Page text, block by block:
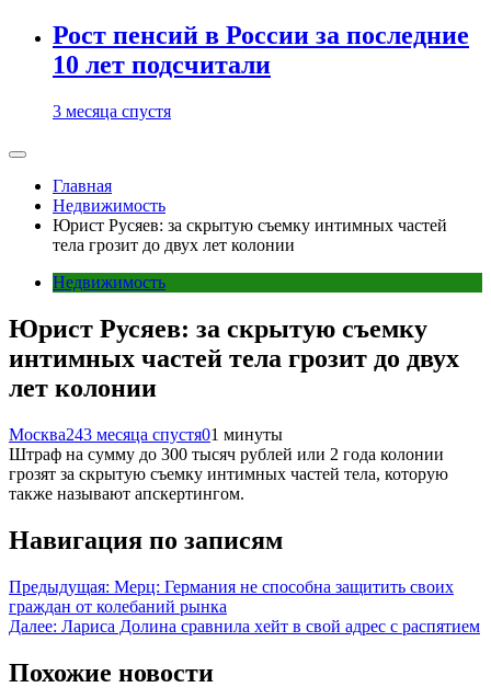
Рост пенсий в России за последние
10 лет подсчитали
3 месяца спустя
Главная
Недвижимость
Юрист Русяев: за скрытую съемку интимных частей
тела грозит до двух лет колонии
Недвижимость
Юрист Русяев: за скрытую съемку
интимных частей тела грозит до двух
лет колонии
Москва243 месяца спустя01 минуты
Штраф на сумму до 300 тысяч рублей или 2 года колонии
грозят за скрытую съемку интимных частей тела, которую
также называют апскертингом.
Навигация по записям
Предыдущая: Мерц: Германия не способна защитить своих
граждан от колебаний рынка
Далее: Лариса Долина сравнила хейт в свой адрес с распятием
Похожие новости